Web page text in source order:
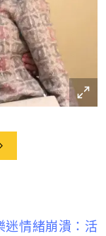
情緒崩潰：活